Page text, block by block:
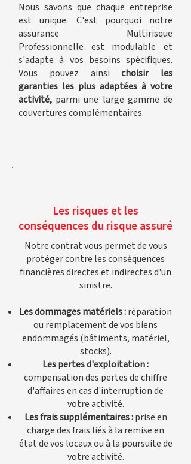
Nous savons que chaque entreprise
est unique. C'est pourquoi notre
assurance Multirisque
Professionnelle est modulable et
s'adapte à vos besoins spécifiques.
Vous pouvez ainsichoisir les
garanties les plus adaptées à votre
activité, parmi une large gamme de
couvertures complémentaires.
Les risques et les
conséquences du risque assuré
Notre contrat vous permet de vous
protéger contre les conséquences
financières directes et indirectes d'un
sinistre.
Les dommages matériels :réparation
ou remplacement de vos biens
endommagés (bâtiments, matériel,
stocks).
Les pertes d'exploitation :
compensation des pertes de chiffre
d'affaires en cas d'interruption de
votre activité.
Les frais supplémentaires :prise en
charge des frais liés à la remise en
état de vos locaux ou à la poursuite de
votre activité.